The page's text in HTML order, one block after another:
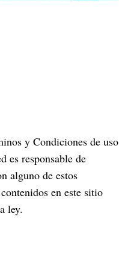
y Condiciones de uso
es responsable de
alguno de estos
en este sitio
ley.